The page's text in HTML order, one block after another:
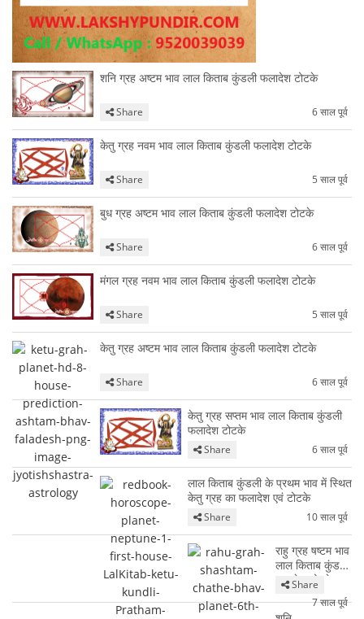
शनि ग्रह अष्टम भाव लाल किताब कुंडली फलादेश टोटके
Share 6 साल पूर्व
केतु ग्रह नवम भाव लाल किताब कुंडली फलादेश टोटके
Share 5 साल पूर्व
बुध ग्रह अष्टम भाव लाल किताब कुंडली फलादेश टोटके
Share 6 साल पूर्व
मंगल ग्रह नवम भाव लाल किताब कुंडली फलादेश टोटके
Share 5 साल पूर्व
केतु ग्रह अष्टम भाव लाल किताब कुंडली फलादेश टोटके
Share 6 साल पूर्व
केतु ग्रह सप्तम भाव लाल किताब कुंडली
फलादेश टोटके
Share 6 साल पूर्व
लाल किताब कुंडली के प्रथम भाव में स्थित
केतु ग्रह का फलादेश एवं टोटके
Share 10 साल पूर्व
राहु ग्रह षष्टम भाव
लाल किताब कुंडली
फलादेश टोटके
Share
7 साल पूर्व